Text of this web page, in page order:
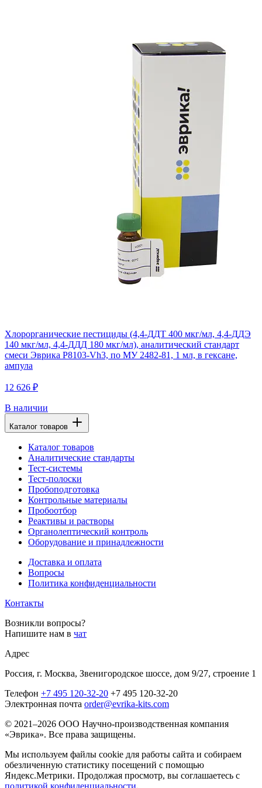
Хлорорганические пестициды (4,4-ДДТ 400 мкг/мл, 4,4-ДДЭ
140 мкг/мл, 4,4-ДДД 180 мкг/мл), аналитический стандарт
смеси Эврика P8103-Vh3, по МУ 2482-81, 1 мл, в гексане,
ампула
12 626 ₽
В наличии
Каталог товаров
Каталог товаров
Аналитические стандарты
Тест-системы
Тест-полоски
Пробоподготовка
Контрольные материалы
Пробоотбор
Реактивы и растворы
Органолептический контроль
Оборудование и принадлежности
Доставка и оплата
Вопросы
Политика конфиденциальности
Контакты
Возникли вопросы?
Напишите нам в чат
Адрес
Россия, г. Москва, Звенигородское шоссе, дом 9/27, строение 1
Телефон +7 495 120-32-20 +7 495 120-32-20
Электронная почта order@evrika-kits.com
© 2021–2026 ООО Научно-производственная компания
«Эврика». Все права защищены.
Мы используем файлы cookie для работы сайта и собираем
обезличенную статистику посещений с помощью
Яндекс.Метрики. Продолжая просмотр, вы соглашаетесь с
политикой конфиденциальности.